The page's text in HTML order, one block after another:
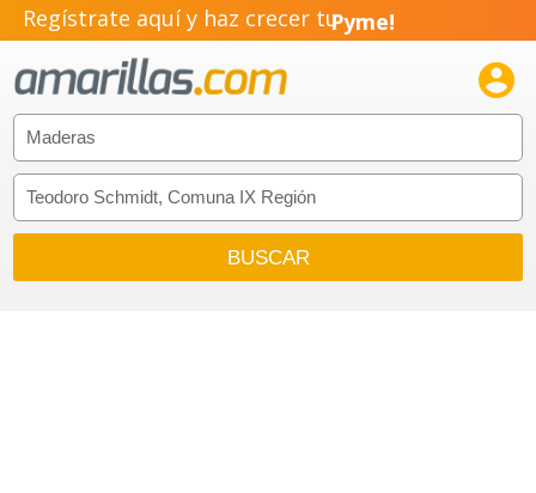
Regístrate aquí y haz crecer tuPyme!
Emprendimiento!
